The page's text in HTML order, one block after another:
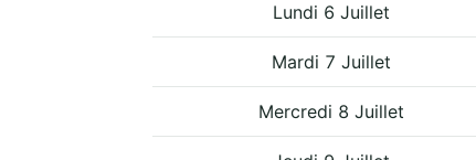
Lundi 6 Juillet
Mardi 7 Juillet
Mercredi 8 Juillet